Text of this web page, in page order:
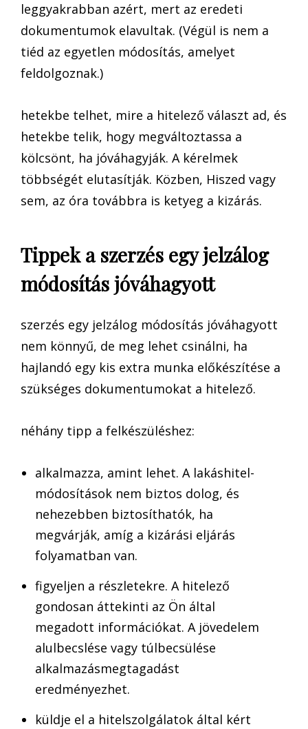
leggyakrabban azért, mert az eredeti
dokumentumok elavultak. (Végül is nem a
tiéd az egyetlen módosítás, amelyet
feldolgoznak.)
hetekbe telhet, mire a hitelező választ ad, és
hetekbe telik, hogy megváltoztassa a
kölcsönt, ha jóváhagyják. A kérelmek
többségét elutasítják. Közben, Hiszed vagy
sem, az óra továbbra is ketyeg a kizárás.
Tippek a szerzés egy jelzálog
módosítás jóváhagyott
szerzés egy jelzálog módosítás jóváhagyott
nem könnyű, de meg lehet csinálni, ha
hajlandó egy kis extra munka előkészítése a
szükséges dokumentumokat a hitelező.
néhány tipp a felkészüléshez:
alkalmazza, amint lehet. A lakáshitel-
módosítások nem biztos dolog, és
nehezebben biztosíthatók, ha
megvárják, amíg a kizárási eljárás
folyamatban van.
figyeljen a részletekre. A hitelező
gondosan áttekinti az Ön által
megadott információkat. A jövedelem
alulbecslése vagy túlbecsülése
alkalmazásmegtagadást
eredményezhet.
küldje el a hitelszolgálatok által kért